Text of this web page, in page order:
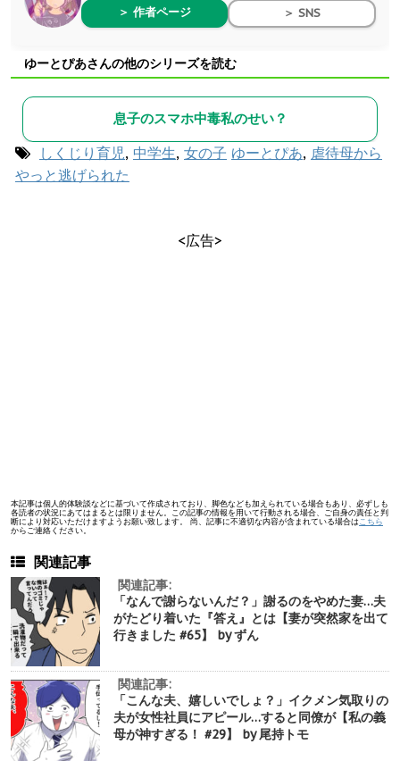
＞ 作者ページ ＞ SNS
ゆーとぴあさんの他のシリーズを読む
息子のスマホ中毒私のせい？
しくじり育児, 中学生, 女の子 ゆーとぴあ, 虐待母から
やっと逃げられた
<広告>
本記事は個人的体験談などに基づいて作成されており、脚色なども加えられている場合もあり、必ずしも
各読者の状況にあてはまるとは限りません。この記事の情報を用いて行動される場合、ご自身の責任と判
断により対応いただけますようお願い致します。 尚、記事に不適切な内容が含まれている場合は こちら
からご連絡ください。
関連記事
関連記事:
「なんで謝らないんだ？」謝るのをやめた妻…夫
がたどり着いた『答え』とは【妻が突然家を出て
行きました #65】 by ずん
関連記事:
「こんな夫、嬉しいでしょ？」イクメン気取りの
夫が女性社員にアピール…すると同僚が【私の義
母が神すぎる！ #29】 by 尾持トモ